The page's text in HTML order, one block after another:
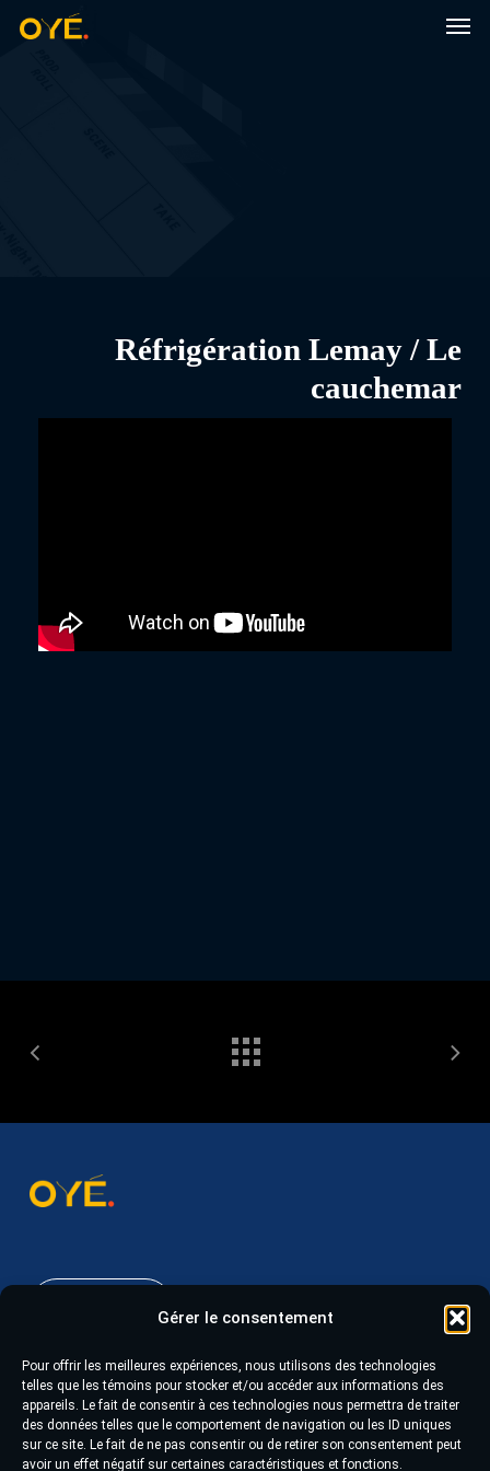
Gérer le consentement
Pour offrir les meilleures expériences, nous utilisons des technologies
telles que les témoins pour stocker et/ou accéder aux informations des
appareils. Le fait de consentir à ces technologies nous permettra de traiter
des données telles que le comportement de navigation ou les ID uniques
sur ce site. Le fait de ne pas consentir ou de retirer son consentement peut
avoir un effet négatif sur certaines caractéristiques et fonctions.
Skip
Réfrigération Lemay / Le
cauchemar
628, boulevard du Saguenay Ouest, suite 105
Chicoutimi (Québec) G7J 1H4